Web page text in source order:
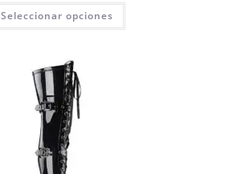
Seleccionar opciones